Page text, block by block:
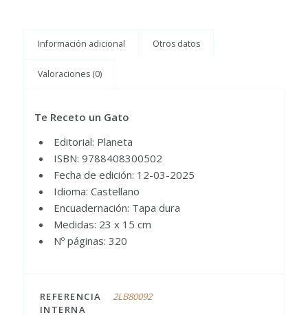
Información adicional Otros datos
Valoraciones (0)
Te Receto un Gato
Editorial: Planeta
ISBN: 9788408300502
Fecha de edición: 12-03-2025
Idioma: Castellano
Encuadernación: Tapa dura
Medidas: 23 x 15 cm
Nº páginas: 320
REFERENCIA
INTERNA
2LB80092